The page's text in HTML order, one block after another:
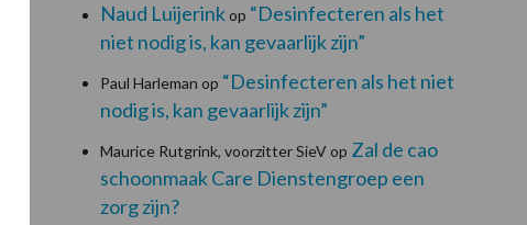
Naud Luijerinkop “Desinfecteren als het
niet nodig is, kan gevaarlijk zijn”
Paul Harleman op “Desinfecteren als het niet
nodig is, kan gevaarlijk zijn”
Maurice Rutgrink, voorzitter SieVop Zal de cao
schoonmaak Care Dienstengroep een
zorg zijn?